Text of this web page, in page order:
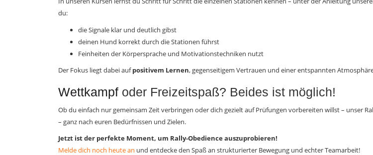
du:
die Signale klar und deutlich gibst
deinen Hund korrekt durch die Stationen führst
Feinheiten der Körpersprache und Motivationstechniken nutzt
Der Fokus liegt dabei aufpositivem Lernen, gegenseitigem Vertrauen und einer entspannten
Wettkampf oder Freizeitspaß? Beides ist möglich!
Ob du einfach nur gemeinsam Zeit verbringen oder dich gezielt auf Prüfungen vorbereiten willst – unser
– ganz nach euren Bedürfnissen und Zielen.
Jetzt ist der perfekte Moment, um Rally-Obedience auszuprobieren!
Melde dich noch heute an und entdecke den Spaß an strukturierter Bewegung und echter Teamarbeit!